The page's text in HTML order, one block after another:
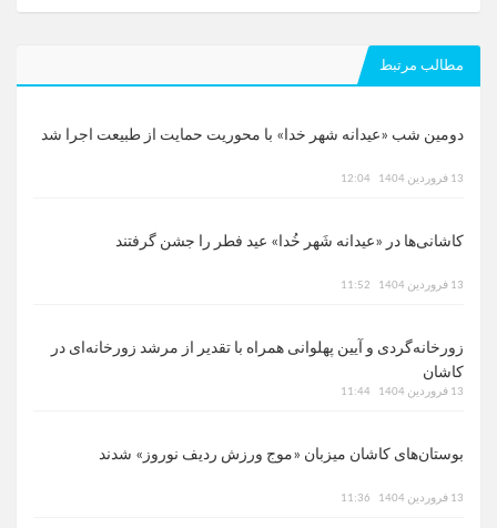
مطالب مرتبط
دومین شب «عیدانه شهر خدا» با محوریت حمایت از طبیعت اجرا شد
13 فروردین 1404 12:04
کاشانی‌ها در «عیدانه شَهر خُدا» عید فطر را جشن گرفتند
13 فروردین 1404 11:52
زورخانه‌گردی و آیین پهلوانی همراه با تقدیر از مرشد زورخانه‌ای در
کاشان
13 فروردین 1404 11:44
بوستان‌های کاشان میزبان «موج ورزش ردیف نوروز» شدند
13 فروردین 1404 11:36